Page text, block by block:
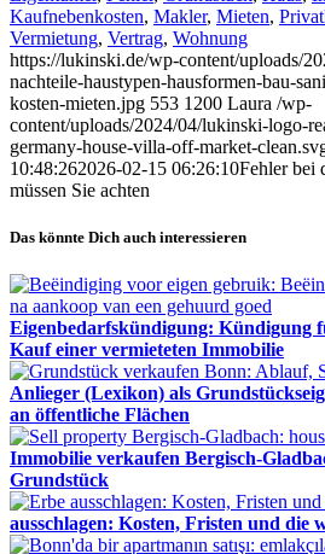
Kaufnebenkosten, Makler, Mieten,
Vermietung, Vertrag, Wohnung
https://lukinski.de/wp-content/uploads/
nachteile-haustypen-hausformen-bau-
kosten-mieten.jpg 553 1200 Laura /wp-
content/uploads/2024/04/lukinski-logo-
germany-house-villa-off-market-
10:48:262026-02-15 06:26:10Fehler bei
müssen Sie achten
Das könnte Dich auch interessieren
Eigenbedarfskündigung: Kündigung
Kauf einer vermieteten Immobilie
Anlieger (Lexikon) als
an öffentliche Flächen
Immobilie verkaufen Bergisch-
Grundstück
ausschlagen: Kosten, Fristen und die